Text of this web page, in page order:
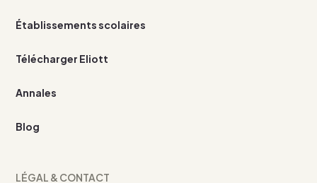
Établissements scolaires
Télécharger Eliott
Annales
Blog
LÉGAL & CONTACT